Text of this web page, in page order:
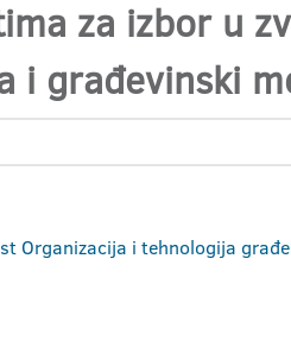
za izbor u
i građevinski
Organizacija i tehnologija